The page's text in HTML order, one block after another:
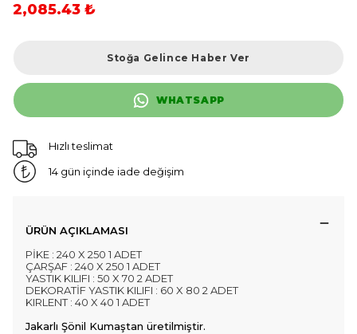
2,085.43 ₺
Stoğa Gelince Haber Ver
WHATSAPP
Hızlı teslimat
14 gün içinde iade değişim
ÜRÜN AÇIKLAMASI
PİKE : 240 X 250 1 ADET
ÇARŞAF : 240 X 250 1 ADET
YASTIK KILIFI : 50 X 70 2 ADET
DEKORATİF YASTIK KILIFI : 60 X 80 2 ADET
KIRLENT : 40 X 40 1 ADET
Jakarlı Şönil Kumaştan üretilmiştir.